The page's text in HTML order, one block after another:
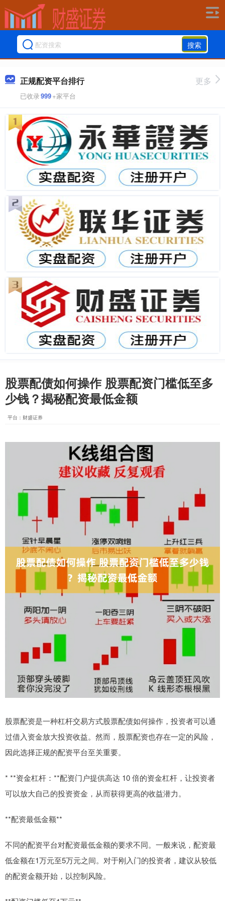
搜索
正规配资平台排行
已收录999+家平台
更多
股票配债如何操作 股票配资门槛低至多
少钱？揭秘配资最低金额
平台：财盛证券
股票配资是一种杠杆交易方式股票配债如何操作，投资者可以通
过借入资金放大投资收益。然而，股票配资也存在一定的风险，
因此选择正规的配资平台至关重要。
* **资金杠杆：**配资门户提供高达 10 倍的资金杠杆，让投资者
可以放大自己的投资资金，从而获得更高的收益潜力。
**配资最低金额**
不同的配资平台对配资最低金额的要求不同。一般来说，配资最
低金额在1万元至5万元之间。对于刚入门的投资者，建议从较低
的配资金额开始，以控制风险。